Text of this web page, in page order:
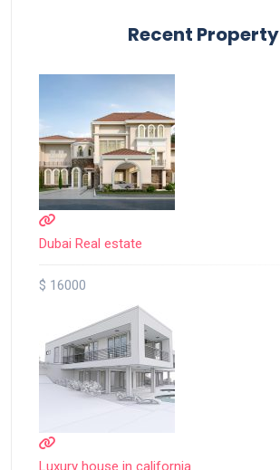
Recent Property
Dubai Real estate
$ 16000
Luxury house in california